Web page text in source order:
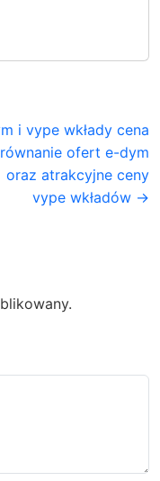
i vype wkłady cena
ofert e-dym
oraz atrakcyjne ceny
vype wkładów →